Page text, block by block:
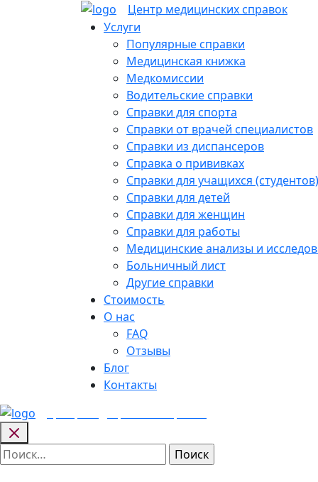
Центр медицинскихсправок
Услуги
Популярные справки
Медицинская книжка
Медкомиссии
Водительские справки
Справки для спорта
Справки от врачей специалистов
Справки из диспансеров
Справка о прививках
Справки для учащихся (студентов)
Справки для детей
Справки для женщин
Справки для работы
Медицинские анализы и
Больничный лист
Другие справки
Стоимость
О нас
FAQ
Отзывы
Блог
Контакты
Найти: